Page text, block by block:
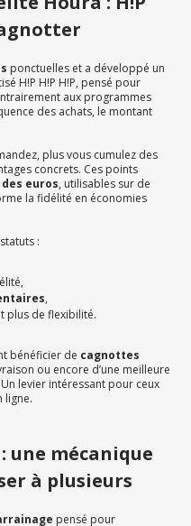
ponctuelles et a développé un
H!P H!P H!P, pensé pour
aux programmes
des achats, le montant
plus vous cumulez des
concrets. Ces points
euros, utilisables sur de
la fidélité en économies
:
,
plus de flexibilité.
bénéficier de cagnottes
ou encore d’une meilleure
levier intéressant pour ceux
ligne.
une mécanique
à plusieurs
pensé pour